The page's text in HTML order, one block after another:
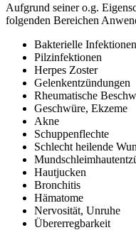
Aufgrund seiner o.g.
folgenden Bereichen
Bakterielle Infektionen
Pilzinfektionen
Herpes Zoster
Gelenkentzündungen
Rheumatische
Geschwüre, Ekzeme
Akne
Schuppenflechte
Schlecht heilende
Hautjucken
Bronchitis
Hämatome
Nervosität, Unruhe
Übererregbarkeit